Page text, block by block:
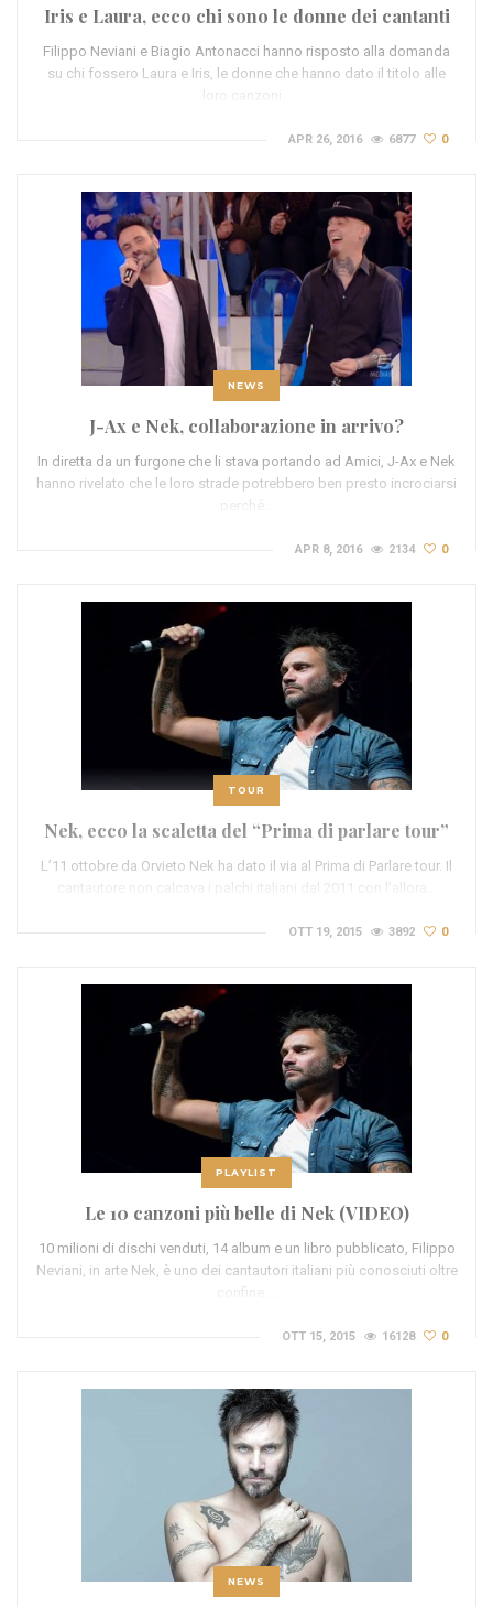
Iris e Laura, ecco chi sono le donne dei cantanti
Filippo Neviani e Biagio Antonacci hanno risposto alla domanda
su chi fossero Laura e Iris, le donne che hanno dato il titolo alle
APR 26, 2016 6877 0
NEWS
J-Ax e Nek, collaborazione in arrivo?
In diretta da un furgone che li stava portando ad Amici, J-Ax e Nek
hanno rivelato che le loro strade potrebbero ben presto incrociarsi
APR 8, 2016 2134 0
TOUR
Nek, ecco la scaletta del “Prima di parlare tour”
L’11 ottobre da Orvieto Nek ha dato il via al Prima di Parlare tour. Il
cantautore non calcava i palchi italiani dal 2011 con l’allora…
OTT 19, 2015 3892 0
PLAYLIST
Le 10 canzoni più belle di Nek (VIDEO)
10 milioni di dischi venduti, 14 album e un libro pubblicato, Filippo
Neviani, in arte Nek, è uno dei cantautori italiani più conosciuti oltre
confine.…
OTT 15, 2015 16128 0
NEWS